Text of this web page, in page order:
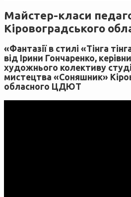
Майстер-класи
Кіровоградського
«Фантазії в стилі «Тінга
від Ірини Гончаренко,
художнього колективу
мистецтва «Соняшник»
обласного ЦДЮТ